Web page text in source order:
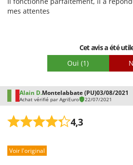
Y Yard Force
Zephir
Zomax
mes attentes
Cet avis a été
Oui (1)
Alain D.Montelabbate (PU)03/08/2021
Achat vérifié par AgriEuro 22/07/2021
4,3
Prestations
Voir l'original